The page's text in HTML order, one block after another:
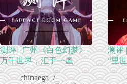
测评 | 广州《白色幻梦》-
万千世界，汇于一屋
chinaega
测评
“里